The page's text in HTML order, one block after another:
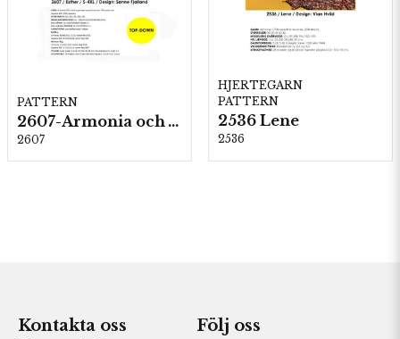
PATTERN
2607-Armonia och Alpaca 400
2607
HJERTEGARN
PATTERN
2536 Lene
2536
Kontakta oss Följ oss